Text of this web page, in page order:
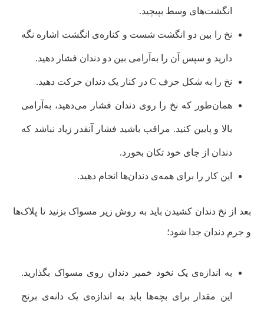
انگشت‌های وسط بپیچید.
نخ را بین دو انگشت شست و کناره‌ی انگشت اشاره نگه
دارید و سپس آن را به‌آرامی بین دو دندان فشار دهید.
نخ را به شکل حرف C در کنار یک دندان حرکت دهید.
همان‌طور که نخ را روی دندان فشار می‌دهید، به‌آرامی
بالا و پایین کنید. مراقب باشید فشار آنقدر زیاد نباشد که
دندان از جای خود تکان بخورد.
این کار را برای همه‌ی دندان‌ها انجام دهید.
بعد از نخ دندان کشیدن باید به روش زیر مسواک بزنید تا پلاک‌ها
و جرم دندان جدا شود؛
به اندازه‌ی یک نخود خمیر دندان روی مسواک بگذارید.
این مقدار برای بچه‌ها باید به اندازه‌ی یک دانه‌ی برنج